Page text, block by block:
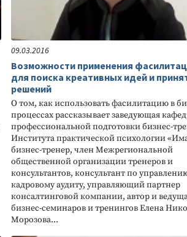
09.03.2016
Возможности применения
для поиска креативных идей и
решений
О том, как использовать фасилитацию в
процессах рассказывает заведующая
профессиональной подготовки бизнес-
Института практической психологии
бизнес-тренер, член Межрегиональной
общественной организации тренеров и
консультантов, консультант по
кадровому аудиту, управляющий партнер
консалтинговой компании, автор и
бизнес-семинаров и тренингов Елена
Морозова...